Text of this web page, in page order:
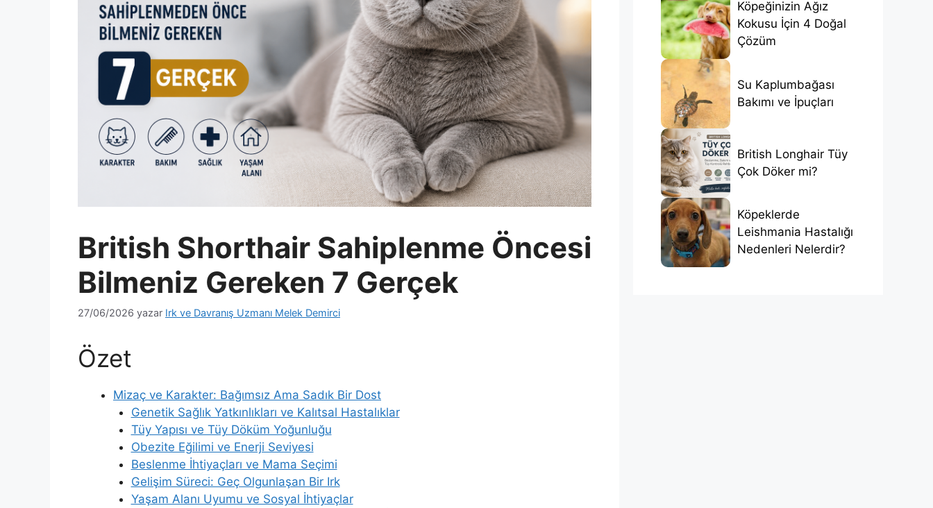
British Shorthair Sahiplenme Öncesi
Bilmeniz Gereken 7 Gerçek
27/06/2026 yazar Irk ve Davranış Uzmanı Melek Demirci
Özet
Mizaç ve Karakter: Bağımsız Ama Sadık Bir Dost
Genetik Sağlık Yatkınlıkları ve Kalıtsal Hastalıklar
Tüy Yapısı ve Tüy Döküm Yoğunluğu
Obezite Eğilimi ve Enerji Seviyesi
Beslenme İhtiyaçları ve Mama Seçimi
Gelişim Süreci: Geç Olgunlaşan Bir Irk
Yaşam Alanı Uyumu ve Sosyal İhtiyaçlar
Köpeğinizin Ağız
Kokusu İçin 4 Doğal
Çözüm
Su Kaplumbağası
Bakımı ve İpuçları
British Longhair Tüy
Çok Döker mi?
Köpeklerde
Leishmania Hastalığı
Nedenleri Nelerdir?